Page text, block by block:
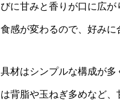
びに甘みと香りが口に広
食感が変わるので、好みに
具材はシンプルな構成が
は背脂や玉ねぎ多めなど